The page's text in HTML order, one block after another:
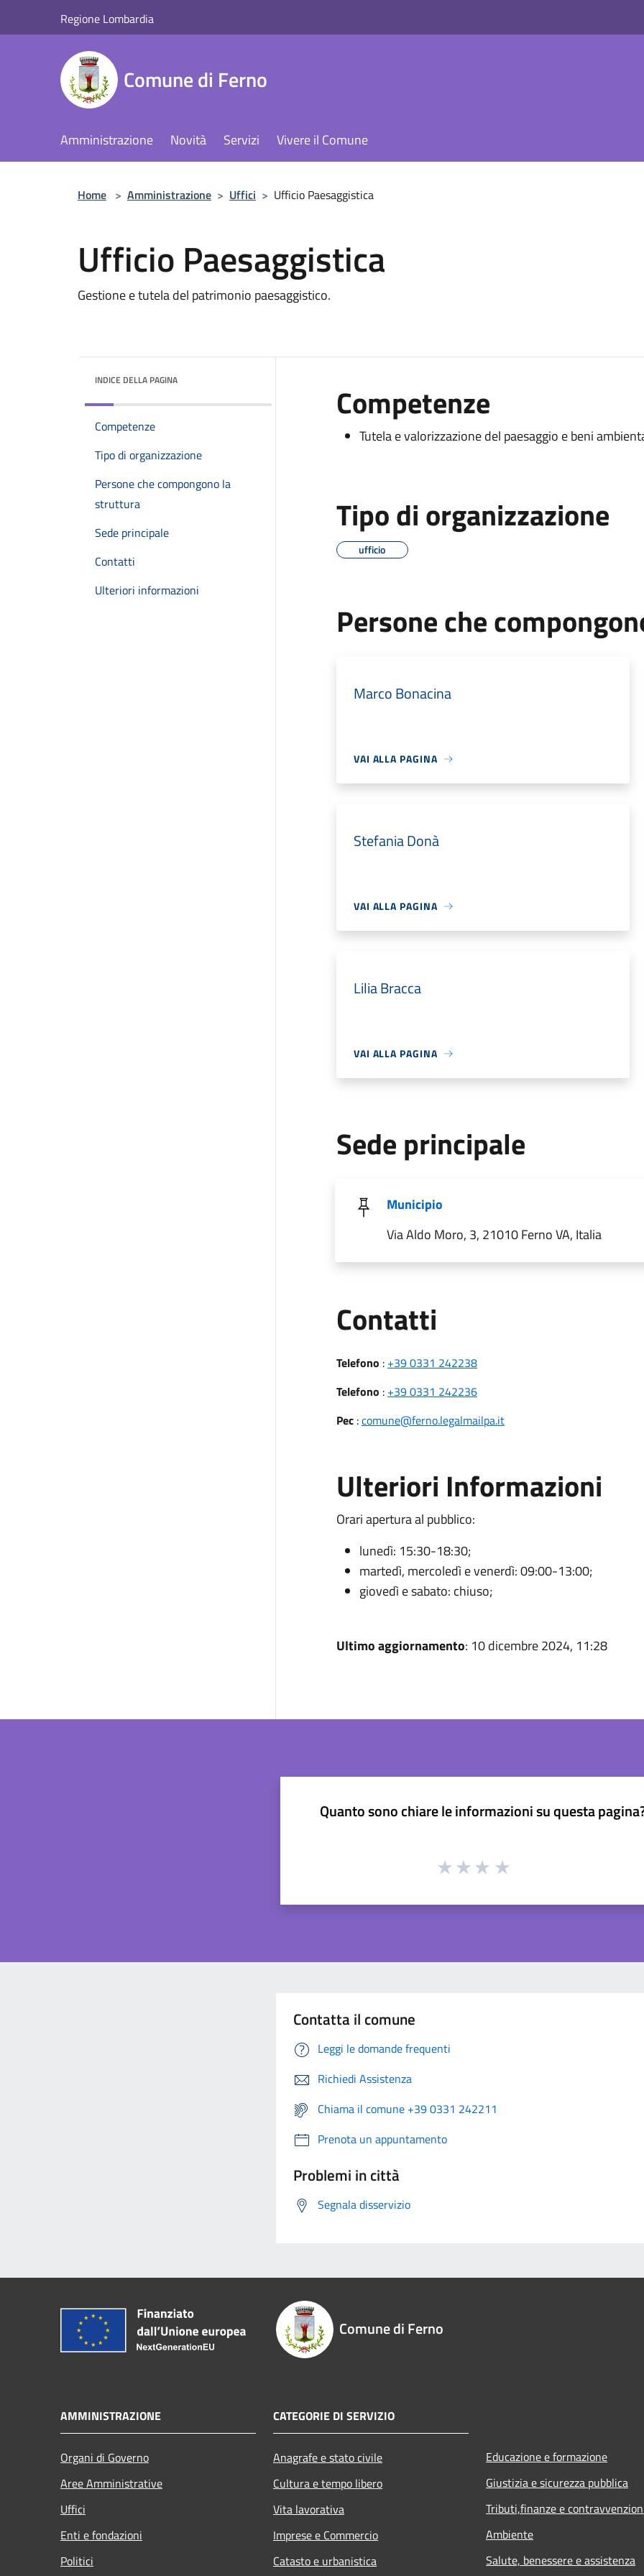
Regione Lombardia
Comune di Ferno
Amministrazione Novità Servizi Vivere il Comune
Home > Amministrazione > Uffici > Ufficio Paesaggistica
Ufficio Paesaggistica
Gestione e tutela del patrimonio paesaggistico.
INDICE DELLA PAGINA
Competenze
Tipo di organizzazione
Persone che compongono la
struttura
Sede principale
Contatti
Ulteriori informazioni
Competenze
Tutela e valorizzazione del paesaggio e beni
Tipo di organizzazione
ufficio
Persone che
Marco Bonacina
VAI ALLA PAGINA
Stefania Donà
VAI ALLA PAGINA
Lilia Bracca
VAI ALLA PAGINA
Sede principale
Municipio
Via Aldo Moro, 3, 21010 Ferno VA, Italia
Contatti
Telefono : +39 0331 242238
Telefono : +39 0331 242236
Pec:comune@ferno.legalmailpa.it
Ulteriori Informazioni
Orari apertura al pubblico:
lunedì: 15:30-18:30;
martedì, mercoledì e venerdì: 09:00-13:00;
giovedì e sabato: chiuso;
Ultimo aggiornamento: 10 dicembre 2024, 11:28
Quanto sono chiare le informazioni su questa
Contatta il comune
Leggi le domande frequenti
Richiedi Assistenza
Chiama il comune +39 0331 242211
Prenota un appuntamento
Problemi in città
Segnala disservizio
Comune di Ferno
AMMINISTRAZIONE
Organi di Governo
Aree Amministrative
Uffici
Enti e fondazioni
Politici
CATEGORIE DI SERVIZIO
Anagrafe e stato civile
Cultura e tempo libero
Vita lavorativa
Imprese e Commercio
Catasto e urbanistica
Educazione e formazione
Giustizia e sicurezza pubblica
Tributi,finanze e
Ambiente
Salute, benessere e assistenza